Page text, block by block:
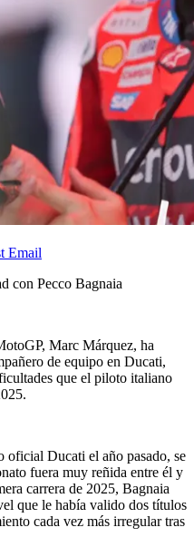
Email
con Pecco Bagnaia
Marc Márquez, ha
de equipo en Ducati,
que el piloto italiano
oficial Ducati el año pasado, se
fuera muy reñida entre él y
carrera de 2025, Bagnaia
que le había valido dos títulos
cada vez más irregular tras